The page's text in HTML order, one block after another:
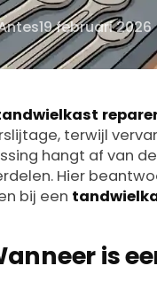
19 februari 2026
terwijl
hangt af van
Hier
bij een
is